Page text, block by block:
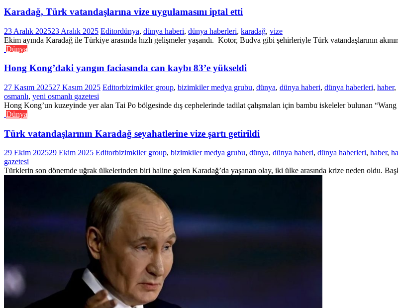
Karadağ, Türk vatandaşlarına vize uygulamasını iptal etti
23 Aralık 202523 Aralık 2025 Editordünya, dünya haberi, dünya haberleri, karadağ, vize
Ekim ayında Karadağ ile Türkiye arasında hızlı gelişmeler yaşandı. Kotor, Budva gibi şehirleriyle Türk vatandaşlarının
Dünya
Hong Kong’daki yangın faciasında can kaybı 83’e yükseldi
27 Kasım 202527 Kasım 2025 Editorbizimkiler group, bizimkiler medya grubu, dünya, dünya haberi, dünya haberleri, haber,
osmanlı, yeni osmanlı gazetesi
Hong Kong’un kuzeyinde yer alan Tai Po bölgesinde dış cephelerinde tadilat çalışmaları için bambu iskeleler bulunan
Dünya
Türk vatandaşlarının Karadağ seyahatlerine vize şartı getirildi
29 Ekim 202529 Ekim 2025 Editorbizimkiler group, bizimkiler medya grubu, dünya, dünya haberi, dünya haberleri, haber,
gazetesi
Türklerin son dönemde uğrak ülkelerinden biri haline gelen Karadağ’da yaşanan olay, iki ülke arasında krize neden oldu.